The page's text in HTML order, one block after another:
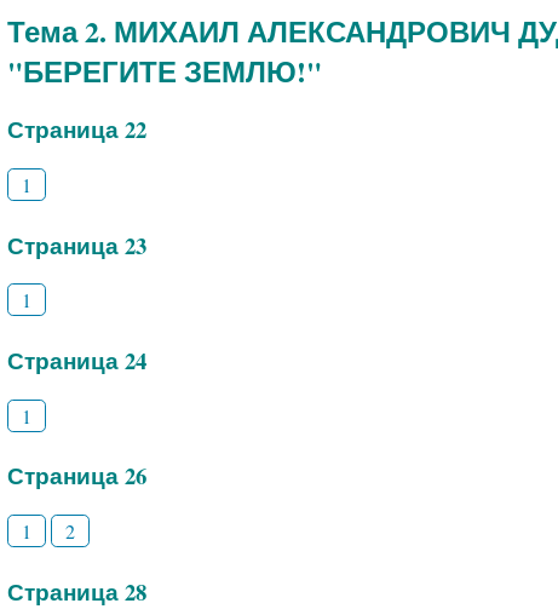
Тема 2. МИХАИЛ АЛЕКСАНДРОВИЧ
"БЕРЕГИТЕ ЗЕМЛЮ!"
Страница 22
1
Страница 23
1
Страница 24
1
Страница 26
1 2
Страница 28